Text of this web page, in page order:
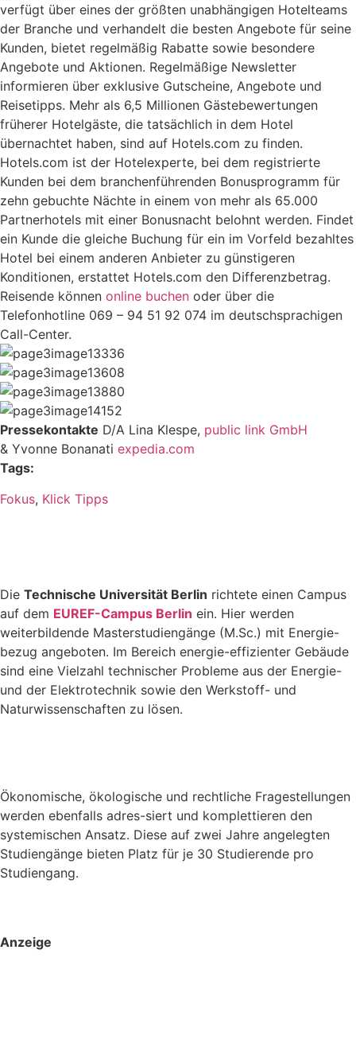
verfügt über eines der größten unabhängigen Hotelteams
der Branche und verhandelt die besten Angebote für seine
Kunden, bietet regelmäßig Rabatte sowie besondere
Angebote und Aktionen. Regelmäßige Newsletter
informieren über exklusive Gutscheine, Angebote und
Reisetipps. Mehr als 6,5 Millionen Gästebewertungen
früherer Hotelgäste, die tatsächlich in dem Hotel
übernachtet haben, sind auf Hotels.com zu finden.
Hotels.com ist der Hotelexperte, bei dem registrierte
Kunden bei dem branchenführenden Bonusprogramm für
zehn gebuchte Nächte in einem von mehr als 65.000
Partnerhotels mit einer Bonusnacht belohnt werden. Findet
ein Kunde die gleiche Buchung für ein im Vorfeld bezahltes
Hotel bei einem anderen Anbieter zu günstigeren
Konditionen, erstattet Hotels.com den Differenzbetrag.
Reisende können online buchen oder über die
Telefonhotline 069 – 94 51 92 074 im deutschsprachigen
Call-Center.
Pressekontakte D/A Lina Klespe, public link GmbH
& Yvonne Bonanati expedia.com
Tags:
Fokus, Klick Tipps
Die Technische Universität Berlin richtete einen Campus
auf dem EUREF-Campus Berlin ein. Hier werden
weiterbildende Masterstudiengänge (M.Sc.) mit Energie-
bezug angeboten. Im Bereich energie-effizienter Gebäude
sind eine Vielzahl technischer Probleme aus der Energie-
und der Elektrotechnik sowie den Werkstoff- und
Naturwissenschaften zu lösen.
Ökonomische, ökologische und rechtliche Fragestellungen
werden ebenfalls adres-siert und komplettieren den
systemischen Ansatz. Diese auf zwei Jahre angelegten
Studiengänge bieten Platz für je 30 Studierende pro
Studiengang.
Anzeige